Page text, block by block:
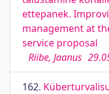
ettepanek.
management at
service proposal
Riibe, Jaanus
162.